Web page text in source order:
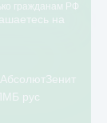
гражданам РФ
на
АбсолютЗенит
МБ рус